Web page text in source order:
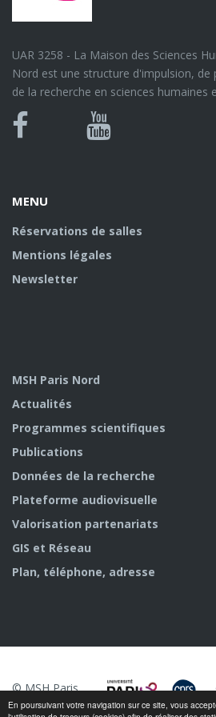
En poursuivant votre navigation sur ce site, vous
UAR 3258 - La Maison des Sciences
Nord est une structure d'impulsion,
de la recherche en sciences humaines
Bluesky
Canal
MENU
Réservations de salles
Mentions légales
Newsletter
MSH Paris Nord
Actualités
Programmes scientifiques
Publications
Données de la recherche
Plateforme audiovisuelle
Valorisation partenariats
GIS et Réseau
Plan, téléphone, adresse
© MSH Paris
Nord